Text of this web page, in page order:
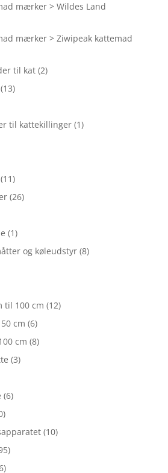
mærker > Wildes Land
mærker > Ziwipeak kattemad
til kat (2)
(13)
til kattekillinger (1)
(11)
(26)
(1)
og køleudstyr (8)
til 100 cm (12)
cm (6)
cm (8)
(3)
(6)
(10)